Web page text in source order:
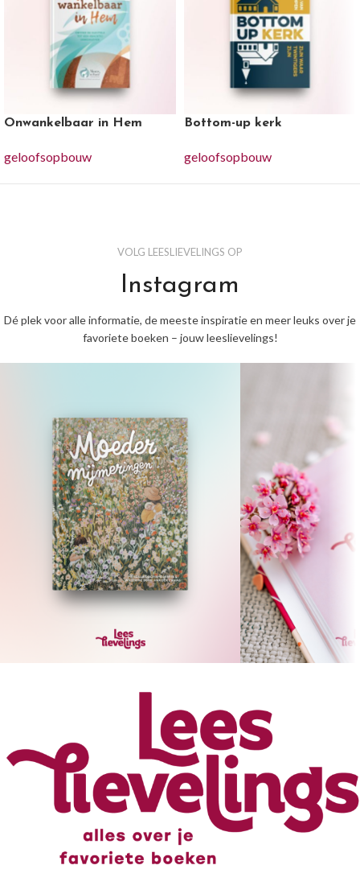
Onwankelbaar in Hem
geloofsopbouw
Bottom-up kerk
geloofsopbouw
VOLG LEESLIEVELINGS OP
Instagram
Dé plek voor alle informatie, de meeste inspiratie en meer leuks over je
favoriete boeken – jouw leeslievelings!